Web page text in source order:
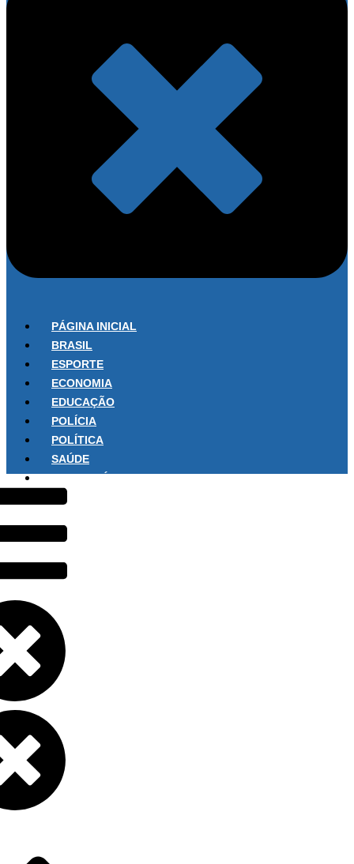
PÁGINA INICIAL
BRASIL
ESPORTE
ECONOMIA
EDUCAÇÃO
POLÍCIA
POLÍTICA
SAÚDE
SOBRE NÓS